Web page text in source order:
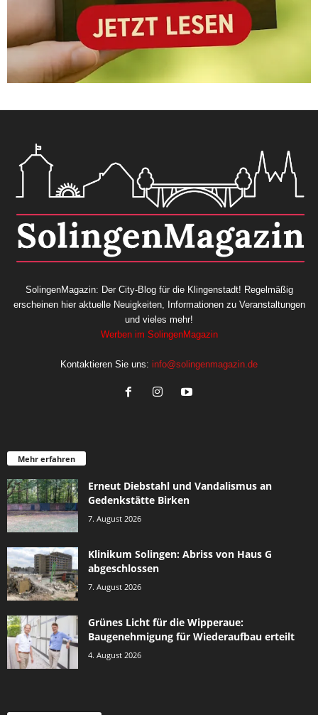
SolingenMagazin: Der City-Blog für die Klingenstadt! Regelmäßig
erscheinen hier aktuelle Neuigkeiten, Informationen zu Veranstaltungen
und vieles mehr!
Werben im SolingenMagazin
Kontaktieren Sie uns: info@solingenmagazin.de
Mehr erfahren
Erneut Diebstahl und Vandalismus an
Gedenkstätte Birken
7. August 2026
Klinikum Solingen: Abriss von Haus G
abgeschlossen
7. August 2026
Grünes Licht für die Wipperaue:
Baugenehmigung für Wiederaufbau erteilt
4. August 2026